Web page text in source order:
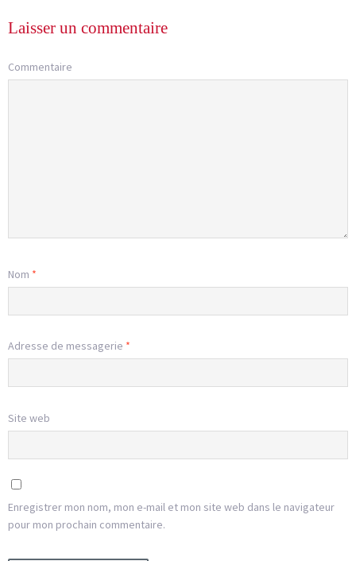
Laisser un commentaire
Commentaire
Nom *
Adresse de messagerie *
Site web
Enregistrer mon nom, mon e-mail et mon site web dans le navigateur
pour mon prochain commentaire.